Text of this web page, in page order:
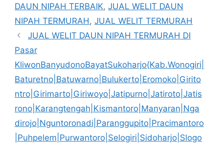
DAUN NIPAH TERBAIK, JUAL WELIT DAUN
NIPAH TERMURAH , JUAL WELIT TERMURAH
JUAL WELIT DAUN NIPAH TERMURAH DI
Pasar
KliwonBanyudonoBayatSukoharjo{Kab.Wonogiri|
Baturetno|Batuwarno|Bulukerto|Eromoko|Girito
ntro|Girimarto|Giriwoyo|Jatipurno|Jatiroto|Jatis
rono|Karangtengah|Kismantoro|Manyaran|Nga
dirojo|Nguntoronadi|Paranggupito|Pracimantoro
|Puhpelem|Purwantoro|Selogiri|Sidoharjo|Slogo